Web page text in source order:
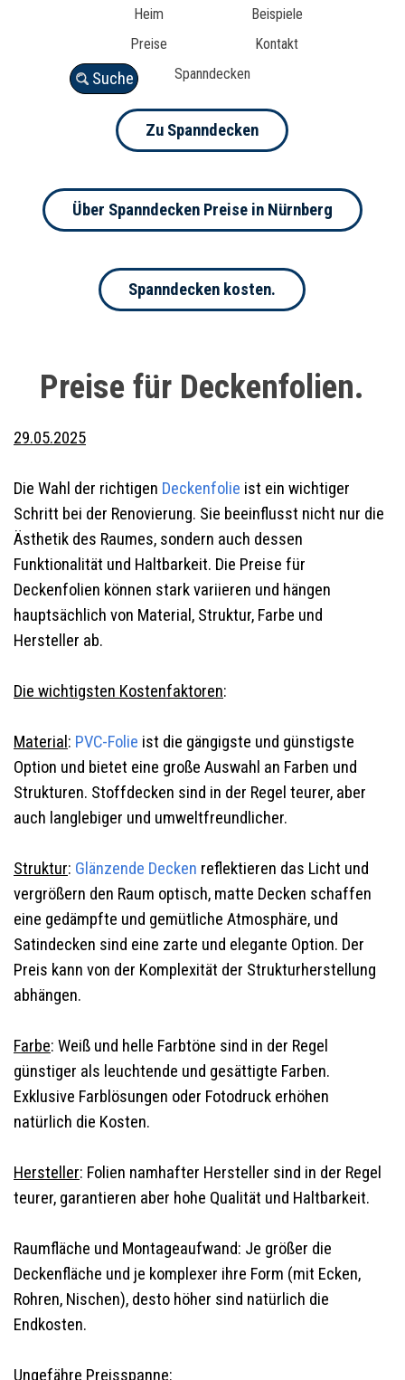
Heim
Beispiele
Preise
Kontakt
Spanndecken
Suche
Zu Spanndecken
Über Spanndecken Preise in Nürnberg
Spanndecken kosten.
Preise für Deckenfolien.
29.05.2025
Die Wahl der richtigen Deckenfolie ist ein wichtiger
Schritt bei der Renovierung. Sie beeinflusst nicht nur die
Ästhetik des Raumes, sondern auch dessen
Funktionalität und Haltbarkeit. Die Preise für
Deckenfolien können stark variieren und hängen
hauptsächlich von Material, Struktur, Farbe und
Hersteller ab.
Die wichtigsten Kostenfaktoren:
Material : PVC-Folie ist die gängigste und günstigste
Option und bietet eine große Auswahl an Farben und
Strukturen. Stoffdecken sind in der Regel teurer, aber
auch langlebiger und umweltfreundlicher.
Struktur: Glänzende Decken reflektieren das Licht und
vergrößern den Raum optisch, matte Decken schaffen
eine gedämpfte und gemütliche Atmosphäre, und
Satindecken sind eine zarte und elegante Option. Der
Preis kann von der Komplexität der Strukturherstellung
abhängen.
Farbe: Weiß und helle Farbtöne sind in der Regel
günstiger als leuchtende und gesättigte Farben.
Exklusive Farblösungen oder Fotodruck erhöhen
natürlich die Kosten.
Hersteller: Folien namhafter Hersteller sind in der Regel
teurer, garantieren aber hohe Qualität und Haltbarkeit.
Raumfläche und Montageaufwand: Je größer die
Deckenfläche und je komplexer ihre Form (mit Ecken,
Rohren, Nischen), desto höher sind natürlich die
Endkosten.
Ungefähre Preisspanne: